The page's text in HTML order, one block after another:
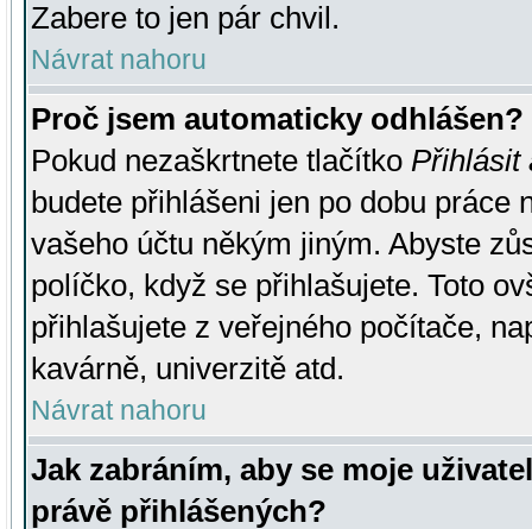
Zabere to jen pár chvil.
Návrat nahoru
Proč jsem automaticky odhlášen?
Pokud nezaškrtnete tlačítko Přihlásit
budete přihlášeni jen po dobu práce
vašeho účtu někým jiným. Abyste
políčko, když se přihlašujete. Toto
přihlašujete z veřejného počítače,
kavárně, univerzitě atd.
Návrat nahoru
Jak zabráním, aby se moje
právě přihlášených?